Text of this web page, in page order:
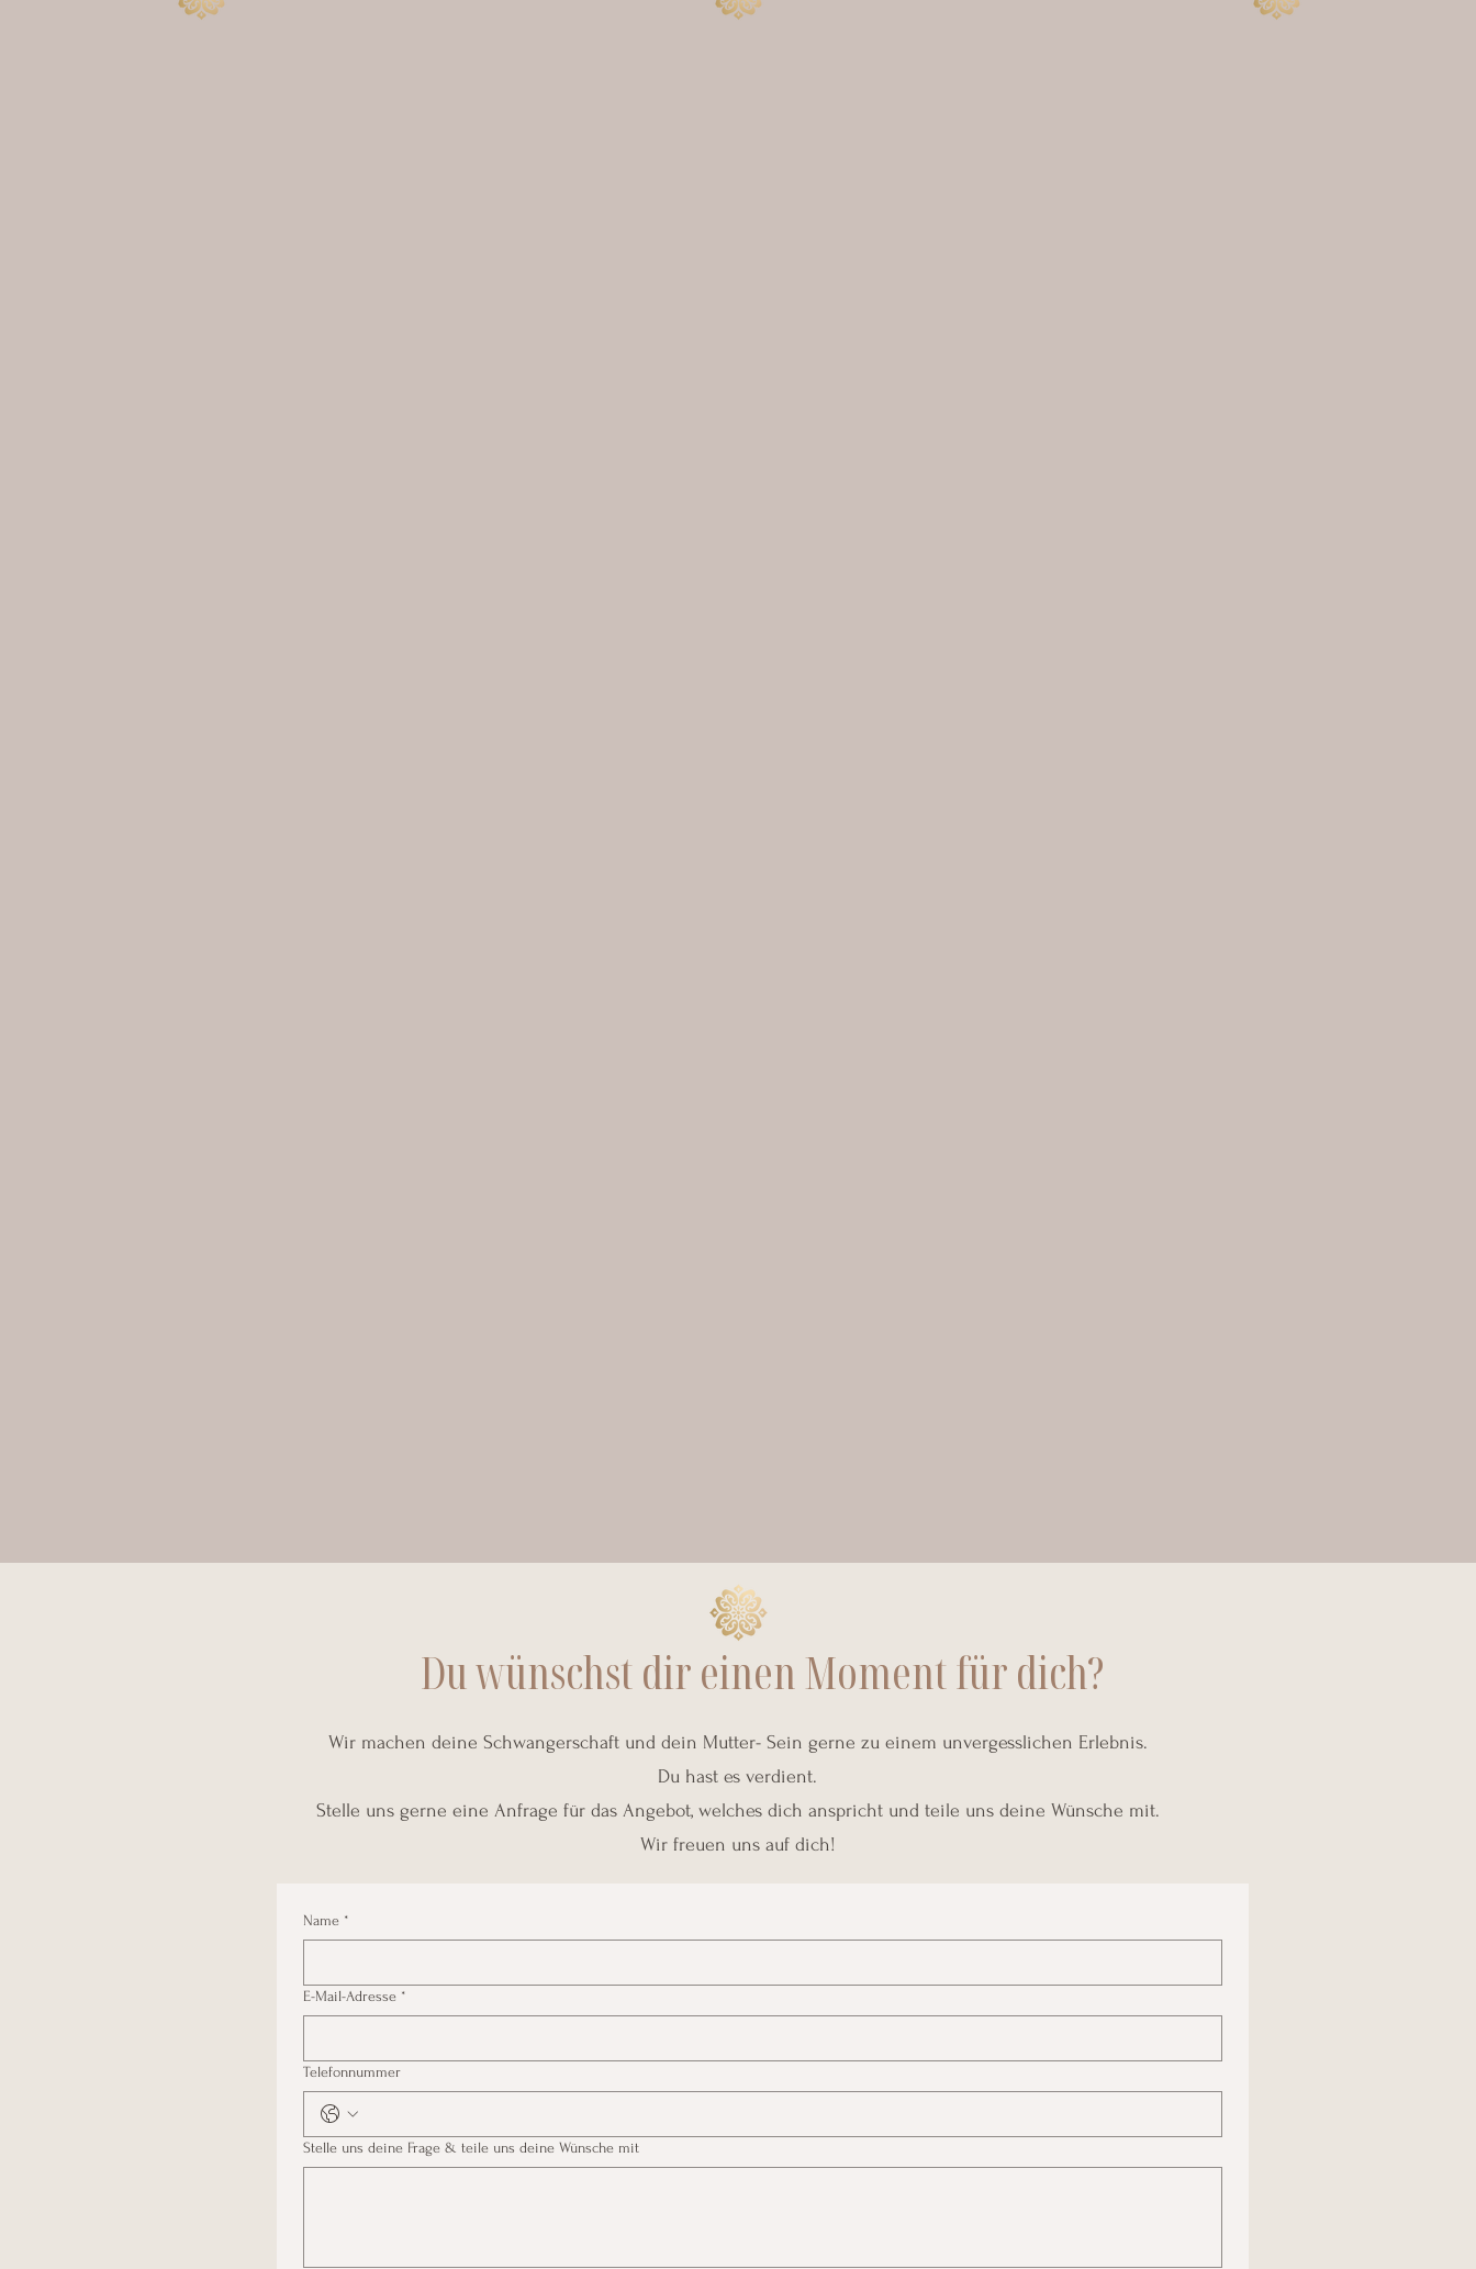
Du wünschst dir einen Moment für dich?
Wir machen deine Schwangerschaft und dein Mutter- Sein gerne zu einem unvergesslichen Erlebnis.
Du hast es verdient.
Stelle uns gerne eine Anfrage für das Angebot, welches dich anspricht und teile uns deine Wünsche mit.
Wir freuen uns auf dich!
Name *
E-Mail-Adresse *
Telefonnummer
Stelle uns deine Frage & teile uns deine Wünsche mit